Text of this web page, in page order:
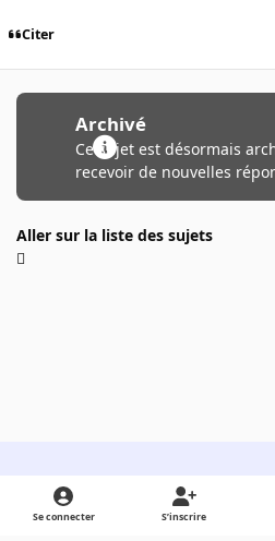
Citer
Archivé
Ce sujet est désormais
recevoir de nouvelles
Aller sur la liste des sujets
Light ModeDark ModeSystem Preference
Se connecter S’inscrire